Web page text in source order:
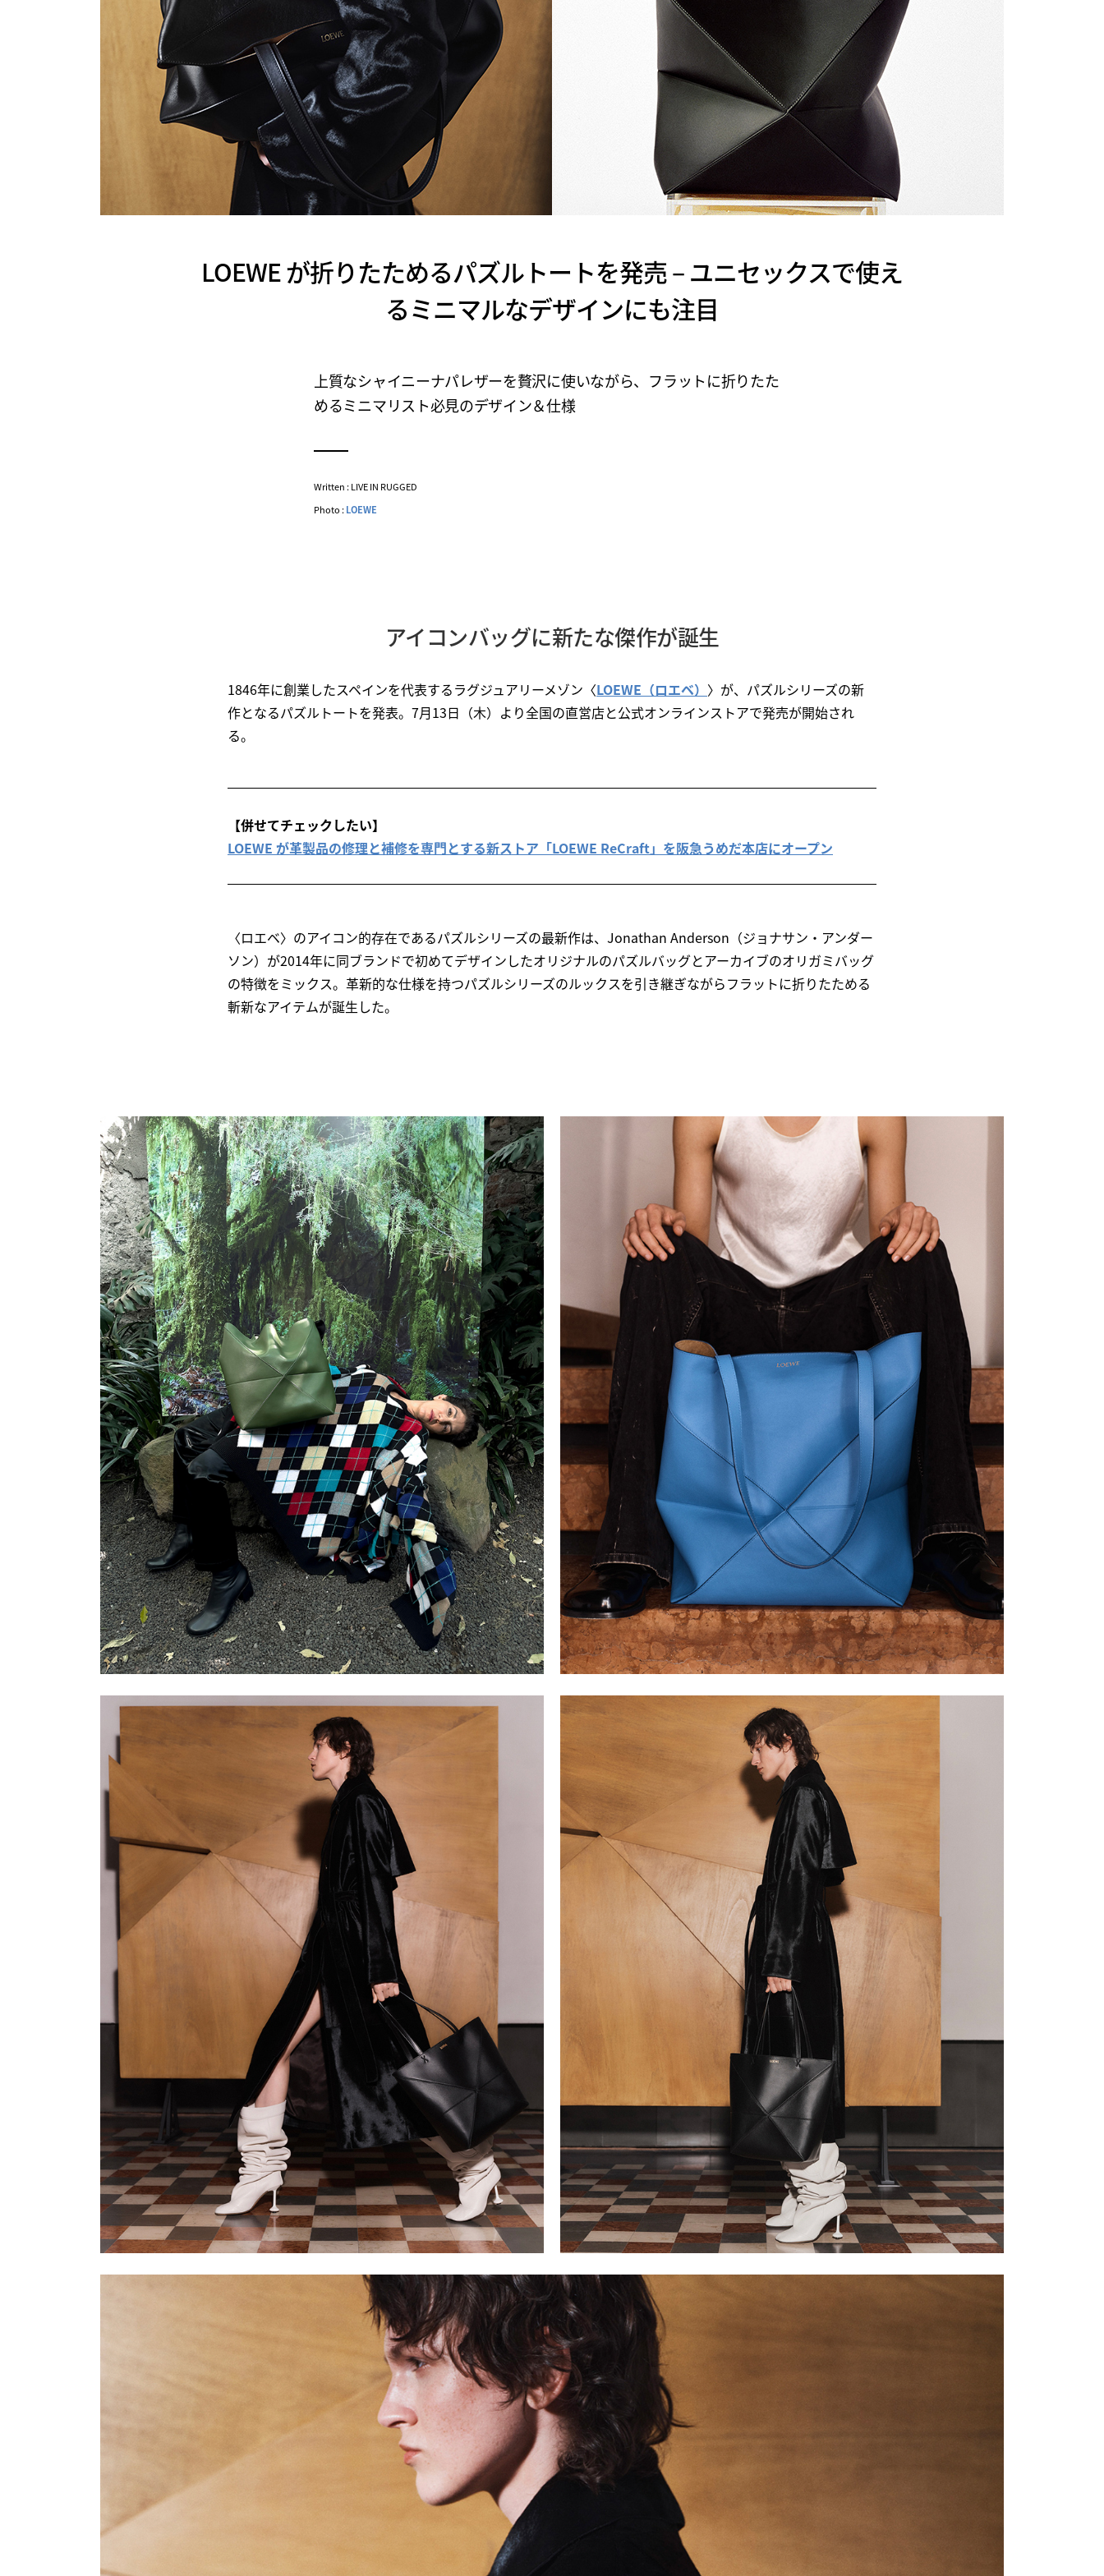
LOEWE が折りたためるパズルトートを発売 – ユニセックスで使え
るミニマルなデザインにも注目
上質なシャイニーナパレザーを贅沢に使いながら、フラットに折りたた
めるミニマリスト必見のデザイン＆仕様
Written : LIVE IN RUGGED
Photo :LOEWE
アイコンバッグに新たな傑作が誕生
1846年に創業したスペインを代表するラグジュアリーメゾン〈LOEWE（ロエベ） 〉が、パズルシリーズの新
作となるパズルトートを発表。7月13日（木）より全国の直営店と公式オンラインストアで発売が開始され
る。
【併せてチェックしたい】
LOEWE が革製品の修理と補修を専門とする新ストア「LOEWE ReCraft」を阪急うめだ本店にオープン
〈ロエベ〉のアイコン的存在であるパズルシリーズの最新作は、Jonathan Anderson（ジョナサン・アンダー
ソン）が2014年に同ブランドで初めてデザインしたオリジナルのパズルバッグとアーカイブのオリガミバッグ
の特徴をミックス。革新的な仕様を持つパズルシリーズのルックスを引き継ぎながらフラットに折りたためる
斬新なアイテムが誕生した。